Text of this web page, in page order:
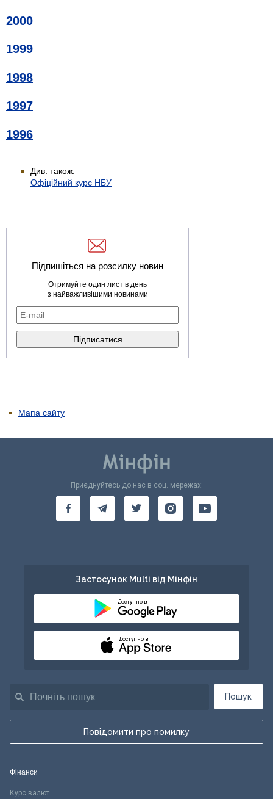
2000
1999
1998
1997
1996
Див. також:
Офіційний курс НБУ
Підпишіться на розсилку новин
Отримуйте один лист в день
з найважливішими новинами
Мапа сайту
Пошук
Повідомити про помилку
Приєднуйтесь до нас в соц. мережах:
Застосунок Multi від Мінфін
Доступно в
Доступно в
Фінанси
Курс валют